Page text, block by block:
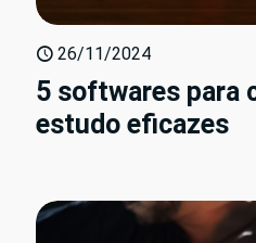
26/11/2024
5 softwares para
estudo eficazes